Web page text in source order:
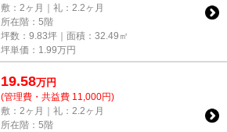
敷：2ヶ月｜礼：2.2ヶ月
所在階：5階
坪数：9.83坪｜面積：32.49㎡
坪単価： 1.99万円
19.58万円
(管理費・共益費 11,000円)
敷：2ヶ月｜礼：2.2ヶ月
所在階：5階